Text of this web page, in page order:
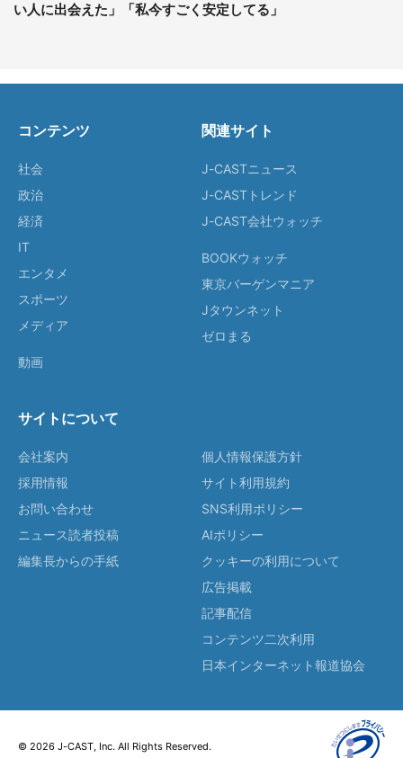
い人に出会えた」「私今すごく安定してる」
コンテンツ
社会
政治
経済
IT
エンタメ
スポーツ
メディア
動画
関連サイト
J-CASTニュース
J-CASTトレンド
J-CAST会社ウォッチ
BOOKウォッチ
東京バーゲンマニア
Jタウンネット
ゼロまる
サイトについて
会社案内
採用情報
お問い合わせ
ニュース読者投稿
編集長からの手紙
個人情報保護方針
サイト利用規約
SNS利用ポリシー
AIポリシー
クッキーの利用について
広告掲載
記事配信
コンテンツ二次利用
日本インターネット報道協会
© 2026 J-CAST, Inc. All Rights Reserved.